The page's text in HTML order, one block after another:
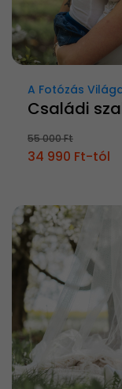
A Fotózás
Családi
55 000 Ft
34 990 Ft-tól